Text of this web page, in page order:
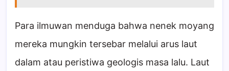
Para ilmuwan menduga bahwa nenek moyang
mereka mungkin tersebar melalui arus laut
dalam atau peristiwa geologis masa lalu. Laut